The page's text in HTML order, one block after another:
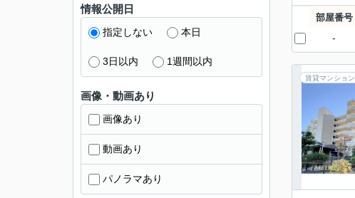
部屋番号
-
賃貸マンション
情報公開日
指定しない 本日
3日以内 1週間以内
画像・動画あり
画像あり
動画あり
パノラマあり